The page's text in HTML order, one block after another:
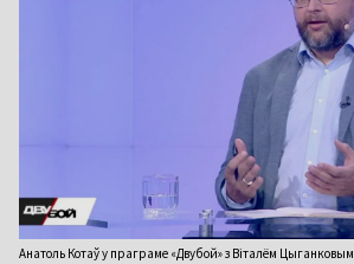
Анатоль Котаў у праграме «Двубой» з Віталём